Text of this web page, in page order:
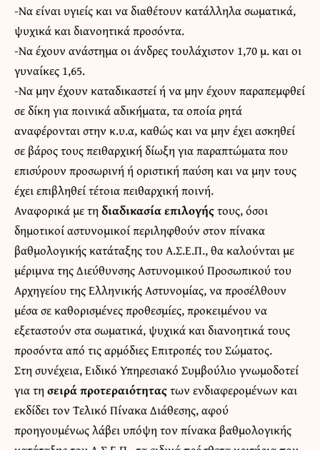
-Να είναι υγιείς και να διαθέτουν κατάλληλα σωματικά,
ψυχικά και διανοητικά προσόντα.
-Να έχουν ανάστημα οι άνδρες τουλάχιστον 1,70 μ. και οι
γυναίκες 1,65.
-Να μην έχουν καταδικαστεί ή να μην έχουν παραπεμφθεί
σε δίκη για ποινικά αδικήματα, τα οποία ρητά
αναφέρονται στην κ.υ.α, καθώς και να μην έχει ασκηθεί
σε βάρος τους πειθαρχική δίωξη για παραπτώματα που
επισύρουν προσωρινή ή οριστική παύση και να μην τους
έχει επιβληθεί τέτοια πειθαρχική ποινή.
Αναφορικά με τη διαδικασία επιλογήςτους, όσοι
δημοτικοί αστυνομικοί περιληφθούν στον πίνακα
βαθμολογικής κατάταξης του Α.Σ.Ε.Π., θα καλούνται με
μέριμνα της Διεύθυνσης Αστυνομικού Προσωπικού του
Αρχηγείου της Ελληνικής Αστυνομίας, να προσέλθουν
μέσα σε καθορισμένες προθεσμίες, προκειμένου να
εξεταστούν στα σωματικά, ψυχικά και διανοητικά τους
προσόντα από τις αρμόδιες Επιτροπές του Σώματος.
Στη συνέχεια, Ειδικό Υπηρεσιακό Συμβούλιο γνωμοδοτεί
για τη σειρά προτεραιότηταςτων ενδιαφερομένων και
εκδίδει τον Τελικό Πίνακα Διάθεσης, αφού
προηγουμένως λάβει υπόψη τον πίνακα βαθμολογικής